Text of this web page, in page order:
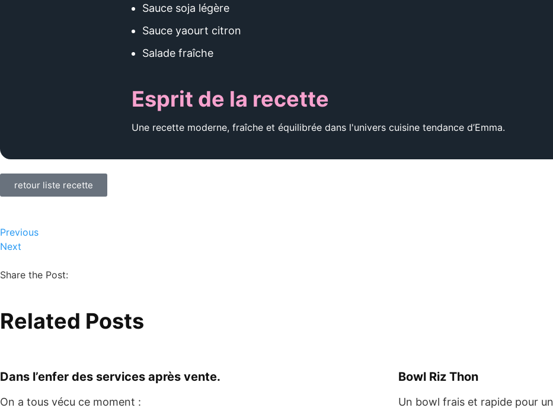
Sauce soja légère
Sauce yaourt citron
Salade fraîche
Esprit de la recette
Une recette moderne, fraîche et équilibrée dans l'univers cuisine tendance d’Emma.
retour liste recette
Previous
Next
Share the Post:
Related Posts
Dans l’enfer des services après vente.
On a tous vécu ce moment :
Bowl Riz Thon
Un bowl frais et rapide pour